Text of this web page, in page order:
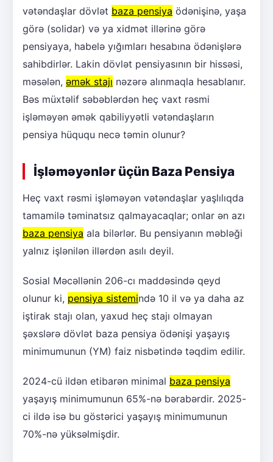
vətəndaşlar dövlət baza pensiya ödənişinə, yaşa
görə (solidar) və ya xidmət illərinə görə
pensiyaya, habelə yığımları hesabına ödənişlərə
sahibdirlər. Lakin dövlət pensiyasının bir hissəsi,
məsələn, əmək stajı nəzərə alınmaqla hesablanır.
Bəs müxtəlif səbəblərdən heç vaxt rəsmi
işləməyən əmək qabiliyyətli vətəndaşların
pensiya hüququ necə təmin olunur?
İşləməyənlər üçün Baza Pensiya
Heç vaxt rəsmi işləməyən vətəndaşlar yaşlılıqda
tamamilə təminatsız qalmayacaqlar; onlar ən azı
baza pensiya ala bilərlər. Bu pensiyanın məbləği
yalnız işlənilən illərdən asılı deyil.
Sosial Məcəllənin 206-cı maddəsində qeyd
olunur ki, pensiya sistemində 10 il və ya daha az
iştirak stajı olan, yaxud heç stajı olmayan
şəxslərə dövlət baza pensiya ödənişi yaşayış
minimumunun (YM) faiz nisbətində təqdim edilir.
2024-cü ildən etibarən minimal baza pensiya
yaşayış minimumunun 65%-nə bərabərdir. 2025-
ci ildə isə bu göstərici yaşayış minimumunun
70%-nə yüksəlmişdir.